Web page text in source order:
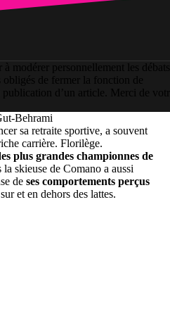
modérer personnellement les débats
obligés de fermer la fonction de
publication d’un article. Merci de
Behrami
sa retraite sportive, a souvent
carrière. Florilège.
plus grandes championnes de
la skieuse de Comano a aussi
de ses comportements perçus
sur et en dehors des lattes.